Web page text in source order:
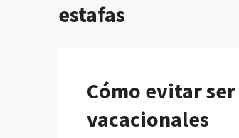
estafas
Cómo evitar
vacacionales